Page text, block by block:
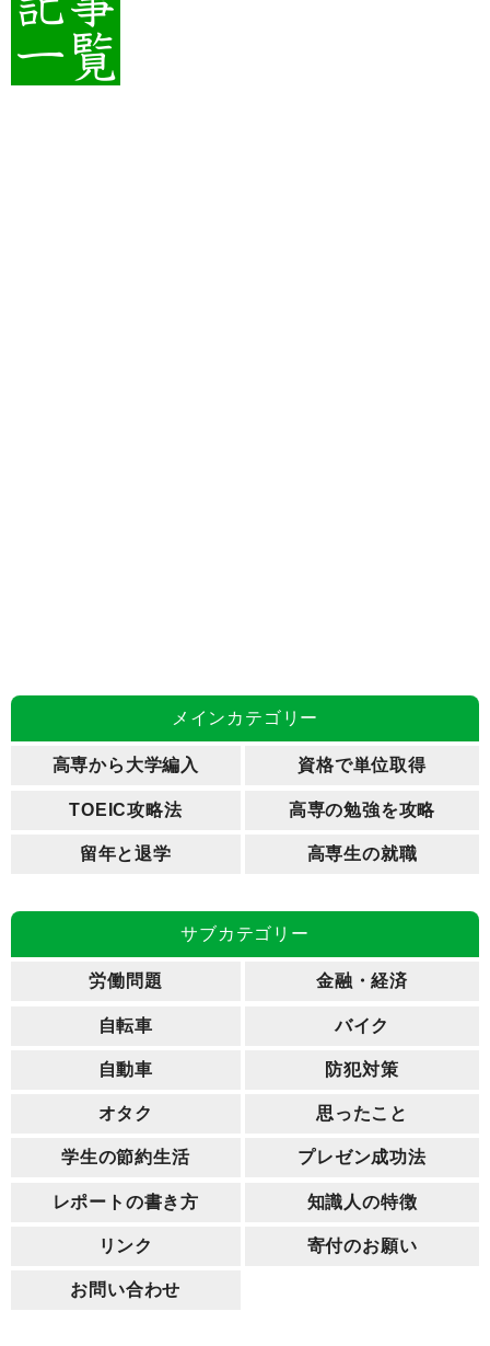
メインカテゴリー
高専から大学編入 資格で単位取得
TOEIC攻略法 高専の勉強を攻略
留年と退学 高専生の就職
サブカテゴリー
労働問題 金融・経済
自転車 バイク
自動車 防犯対策
オタク 思ったこと
学生の節約生活 プレゼン成功法
レポートの書き方 知識人の特徴
リンク 寄付のお願い
お問い合わせ